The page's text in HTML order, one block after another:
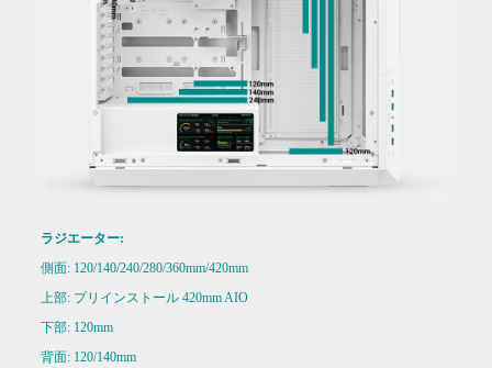
ラジエーター:
側面: 120/140/240/280/360mm/420mm
上部: プリインストール 420mm AIO
下部: 120mm
背面: 120/140mm